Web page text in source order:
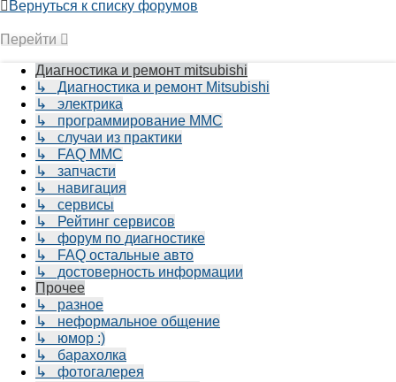
Вернуться к списку форумов
Перейти
Диагностика и ремонт mitsubishi
↳ Диагностика и ремонт Mitsubishi
↳ электрика
↳ программирование MMC
↳ случаи из практики
↳ FAQ MMC
↳ запчасти
↳ навигация
↳ сервисы
↳ Рейтинг сервисов
↳ форум по диагностике
↳ FAQ остальные авто
↳ достоверность информации
Прочее
↳ разное
↳ неформальное общение
↳ юмор :)
↳ барахолка
↳ фотогалерея